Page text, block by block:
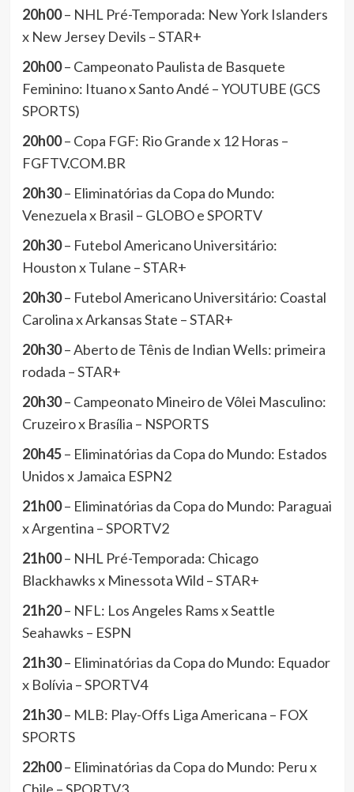
20h00– NHL Pré-Temporada: New York Islanders
x New Jersey Devils – STAR+
20h00– Campeonato Paulista de Basquete
Feminino: Ituano x Santo Andé – YOUTUBE (GCS
SPORTS)
20h00– Copa FGF: Rio Grande x 12 Horas –
FGFTV.COM.BR
20h30– Eliminatórias da Copa do Mundo:
Venezuela x Brasil – GLOBO e SPORTV
20h30– Futebol Americano Universitário:
Houston x Tulane – STAR+
20h30– Futebol Americano Universitário: Coastal
Carolina x Arkansas State – STAR+
20h30– Aberto de Tênis de Indian Wells: primeira
rodada – STAR+
20h30– Campeonato Mineiro de Vôlei Masculino:
Cruzeiro x Brasília – NSPORTS
20h45– Eliminatórias da Copa do Mundo: Estados
Unidos x Jamaica ESPN2
21h00– Eliminatórias da Copa do Mundo: Paraguai
x Argentina – SPORTV2
21h00– NHL Pré-Temporada: Chicago
Blackhawks x Minessota Wild – STAR+
21h20– NFL: Los Angeles Rams x Seattle
Seahawks – ESPN
21h30– Eliminatórias da Copa do Mundo: Equador
x Bolívia – SPORTV4
21h30– MLB: Play-Offs Liga Americana – FOX
SPORTS
22h00– Eliminatórias da Copa do Mundo: Peru x